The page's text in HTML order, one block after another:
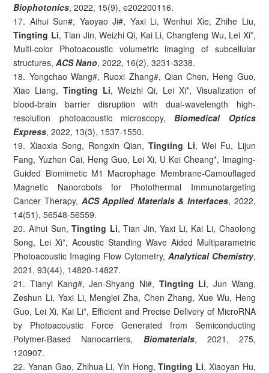
Biophotonics, 2022, 15(9), e202200116.
17. Aihui Sun#, Yaoyao Ji#, Yaxi Li, Wenhui Xie, Zhihe Liu,
Tingting Li, Tian Jin, Weizhi Qi, Kai Li, Changfeng Wu, Lei Xi*,
Multi-color Photoacoustic volumetric imaging of subcellular
structures,ACS Nano, 2022, 16(2), 3231-3238.
18. Yongchao Wang#, Ruoxi Zhang#, Qian Chen, Heng Guo,
Xiao Liang, Tingting Li, Weizhi Qi, Lei Xi*, Visualization of
blood-brain barrier disruption with dual-wavelength high-
resolution photoacoustic microscopy,Biomedical Optics
Express, 2022, 13(3), 1537-1550.
19. Xiaoxia Song, Rongxin Qian,Tingting Li, Wei Fu, Lijun
Fang, Yuzhen Cai, Heng Guo, Lei Xi, U Kei Cheang*, Imaging-
Guided Biomimetic M1 Macrophage Membrane-Camouflaged
Magnetic Nanorobots for Photothermal Immunotargeting
Cancer Therapy, ACS Applied Materials & Interfaces, 2022,
14(51), 56548-56559.
20. Aihui Sun,Tingting Li, Tian Jin, Yaxi Li, Kai Li, Chaolong
Song, Lei Xi*, Acoustic Standing Wave Aided Multiparametric
Photoacoustic Imaging Flow Cytometry, Analytical Chemistry,
2021, 93(44), 14820-14827.
21. Tianyi Kang#, Jen-Shyang Ni#, Tingting Li, Jun Wang,
Zeshun Li, Yaxi Li, Menglei Zha, Chen Zhang, Xue Wu, Heng
Guo, Lei Xi, Kai Li*, Efficient and Precise Delivery of MicroRNA
by Photoacoustic Force Generated from Semiconducting
Polymer-Based Nanocarriers, Biomaterials, 2021, 275,
120907.
22. Yanan Gao, Zhihua Li, Yin Hong,Tingting Li, Xiaoyan Hu,